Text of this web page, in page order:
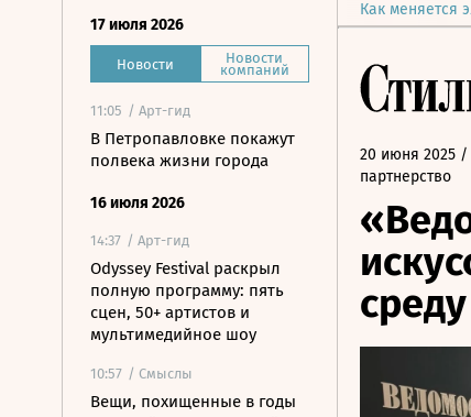
Как меняется
17 июля 2026
Новости Новости
компаний
11:05 / Арт-гид
В Петропавловке покажут
полвека жизни города
16 июля 2026
14:37 / Арт-гид
Odyssey Festival раскрыл
полную программу: пять
сцен, 50+ артистов и
мультимедийное шоу
10:57 / Смыслы
Вещи, похищенные в годы
20 июня 2025 /
партнерство
среду